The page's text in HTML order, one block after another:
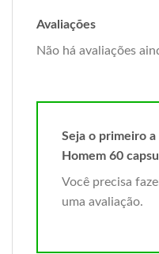
Avaliações
Não há avaliações
Seja o primeiro
Homem 60
Você precisa
uma avaliação.